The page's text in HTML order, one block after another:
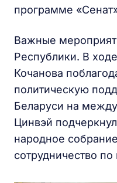
программе
Важные
Республики. В
Кочанова
политическую
Беларуси на
Цинвэй
народное
сотрудничество